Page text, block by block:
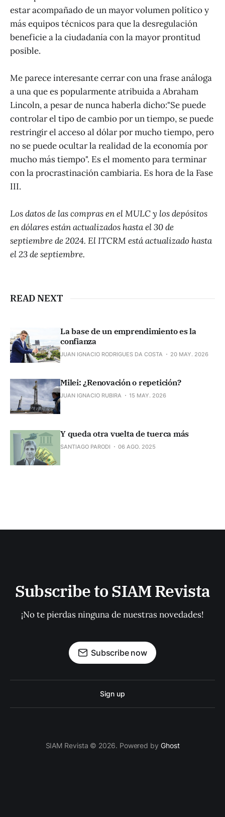
estar acompañado de un mayor volumen político y
más equipos técnicos para que la desregulación
beneficie a la ciudadanía con la mayor prontitud
posible.
Me parece interesante cerrar con una frase análoga
a una que es popularmente atribuida a Abraham
Lincoln, a pesar de nunca haberla dicho:"Se puede
controlar el tipo de cambio por un tiempo, se puede
restringir el acceso al dólar por mucho tiempo, pero
no se puede ocultar la realidad de la economía por
mucho más tiempo". Es el momento para terminar
con la procrastinación cambiaria. Es hora de la Fase
III.
Los datos de las compras en el MULC y los depósitos
en dólares están actualizados hasta el 30 de
septiembre de 2024. El ITCRM está actualizado hasta
el 23 de septiembre.
READ NEXT
La base de un emprendimiento es la
confianza
JUAN IGNACIO RODRIGUES DA COSTA 20 MAY. 2026
Milei: ¿Renovación o repetición?
JUAN IGNACIO RUBIRA 15 MAY. 2026
Y queda otra vuelta de tuerca más
SANTIAGO PARODI 06 AGO. 2025
Subscribe to SIAM Revista
¡No te pierdas ninguna de nuestras novedades!
Subscribe now
Sign up
SIAM Revista © 2026. Powered by Ghost